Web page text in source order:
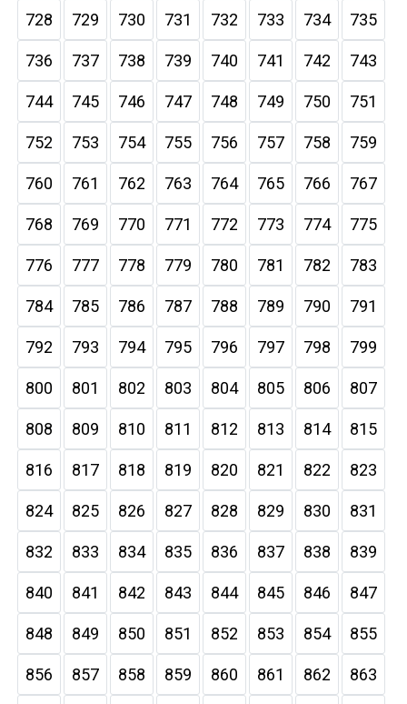
728 729 730 731 732 733 734 735
736 737 738 739 740 741 742 743
744 745 746 747 748 749 750 751
752 753 754 755 756 757 758 759
760 761 762 763 764 765 766 767
768 769 770 771 772 773 774 775
776 777 778 779 780 781 782 783
784 785 786 787 788 789 790 791
792 793 794 795 796 797 798 799
800 801 802 803 804 805 806 807
808 809 810 811 812 813 814 815
816 817 818 819 820 821 822 823
824 825 826 827 828 829 830 831
832 833 834 835 836 837 838 839
840 841 842 843 844 845 846 847
848 849 850 851 852 853 854 855
856 857 858 859 860 861 862 863